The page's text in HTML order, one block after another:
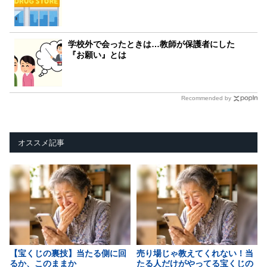
学校外で会ったときは…教師が保護者にした
『お願い』とは
Recommended by
オススメ記事
【宝くじの裏技】当たる側に回
るか、このままか
売り場じゃ教えてくれない！当
たる人だけがやってる宝くじの